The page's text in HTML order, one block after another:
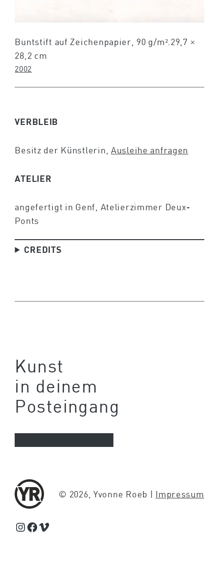
Buntstift auf Zeichenpapier, 90 g/m².29,7 ×
28,2 cm
2002
VERBLEIB
Besitz der Künstlerin, Ausleihe anfragen
ATELIER
angefertigt in Genf, Atelierzimmer Deux-
Ponts
CREDITS
Kunst
in deinem
Posteingang
© 2026, Yvonne Roeb | Impressum
Schaue Feed, Reels und Storys auf Instagram von Yvonne Roeb
Facebook
Schaue Videos auf Vimeo über Yvonne Roeb